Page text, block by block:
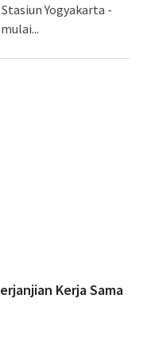
Yogyakarta -
Kerja Sama